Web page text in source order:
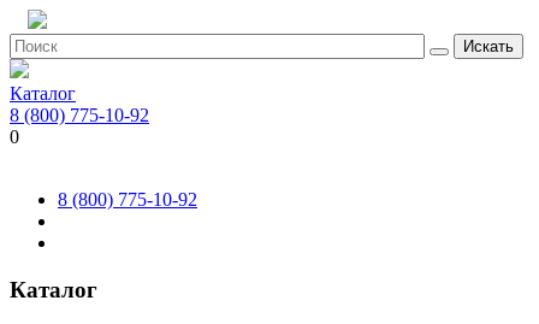
Искать
Каталог
8 (800) 775-10-92
0
8 (800) 775-10-92
Каталог